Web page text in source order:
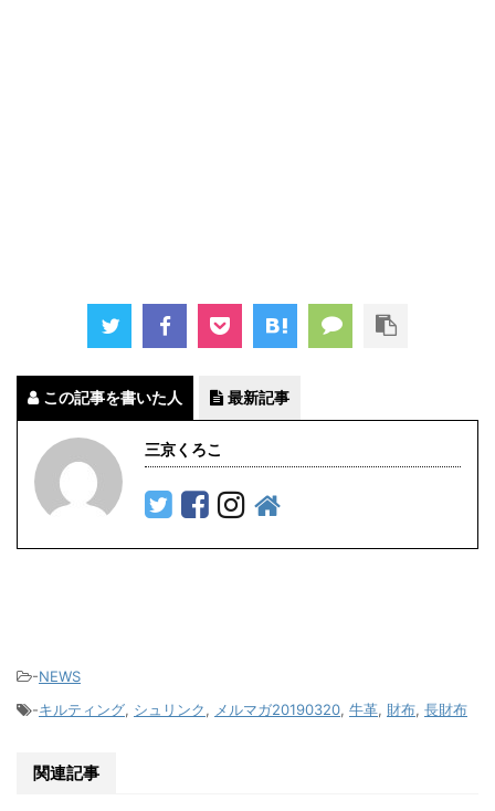
この記事を書いた人 最新記事
三京くろこ
-NEWS
-キルティング, シュリンク, メルマガ20190320, 牛革, 財布, 長財布
関連記事